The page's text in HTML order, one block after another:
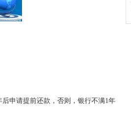
申请提前还款，否则，银行不满1年